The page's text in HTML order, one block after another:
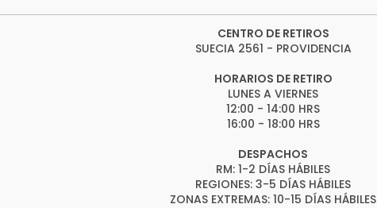
CENTRO DE RETIROS
SUECIA 2561 - PROVIDENCIA
HORARIOS DE RETIRO
LUNES A VIERNES
12:00 - 14:00 HRS
16:00 - 18:00 HRS
DESPACHOS
RM: 1-2 DÍAS HÁBILES
REGIONES: 3-5 DÍAS HÁBILES
ZONAS EXTREMAS: 10-15 DÍAS HÁBILES